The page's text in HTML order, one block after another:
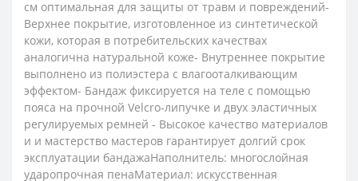
см оптимальная для защиты от травм и повреждений-
Верхнее покрытие, изготовленное из синтетической
кожи, которая в потребительских качествах
аналогична натуральной коже- Внутреннее покрытие
выполнено из полиэстера с влагооталкивающим
эффектом- Бандаж фиксируется на теле с помощью
пояса на прочной Velcro-липучке и двух эластичных
регулируемых ремней - Высокое качество материалов
и и мастерство мастеров гарантирует долгий срок
эксплуатации бандажаНаполнитель: многослойная
ударопрочная пенаМатериал: искусственная